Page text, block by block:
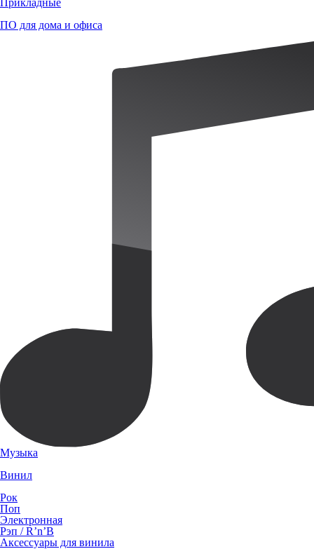
Прикладные
ПО для дома и офиса
Музыка
Винил
Рок
Поп
Электронная
Рэп / R’n’B
Аксессуары для винила